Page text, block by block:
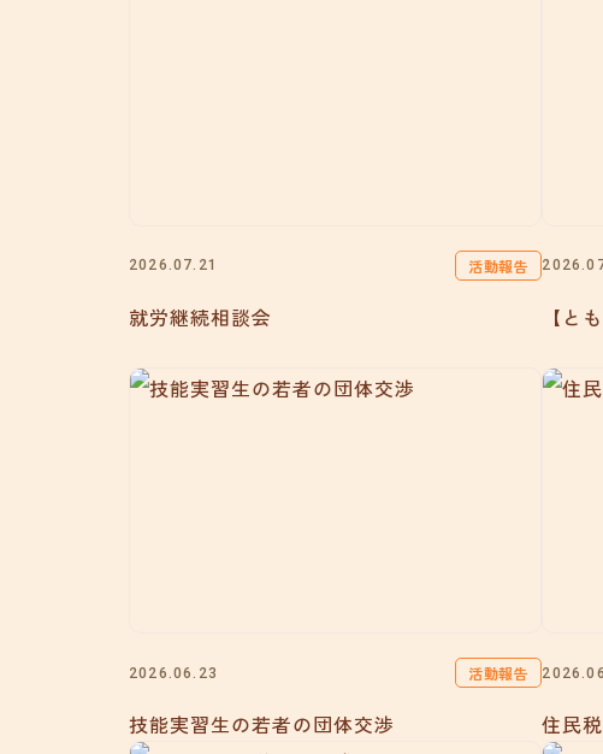
2026.07.21 活動報告
就労継続相談会 【と
2026.06.23 活動報告
技能実習生の若者の団体交渉 住民